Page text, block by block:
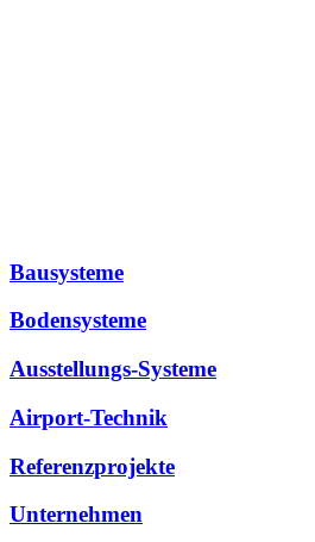
Bausysteme
Bodensysteme
Ausstellungs-Systeme
Airport-Technik
Referenzprojekte
Unternehmen